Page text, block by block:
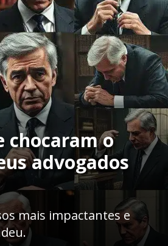
chocaram o
advogados
mais impactantes e